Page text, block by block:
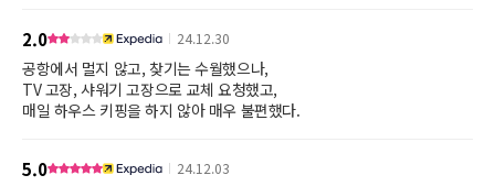
2.0 24.12.30
공항에서 멀지 않고, 찾기는 수월했으나,
TV 고장, 샤워기 고장으로 교체 요청했고,
매일 하우스 키핑을 하지 않아 매우 불편했다.
5.0 24.12.03